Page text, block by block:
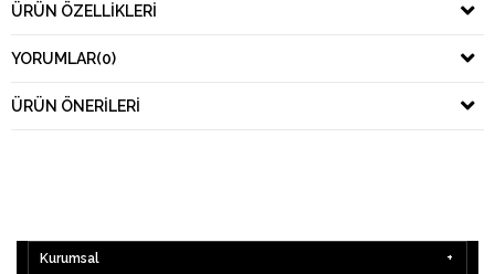
ÜRÜN ÖZELLIKLERI
YORUMLAR(0)
ÜRÜN ÖNERILERI
Kurumsal